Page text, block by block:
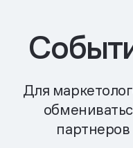
Для
партнеров